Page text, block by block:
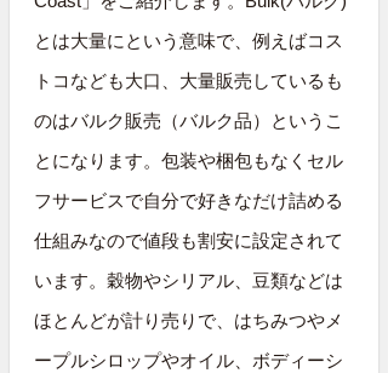
とは大量にという意味で、例えばコス
トコなども大口、大量販売しているも
のはバルク販売（バルク品）というこ
とになります。包装や梱包もなくセル
フサービスで自分で好きなだけ詰める
仕組みなので値段も割安に設定されて
います。穀物やシリアル、豆類などは
ほとんどが計り売りで、はちみつやメ
ープルシロップやオイル、ボディーシ